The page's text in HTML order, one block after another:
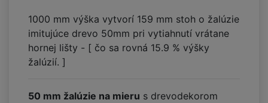
1000 mm výška vytvorí 159 mm stoh o žalúzie
imitujúce drevo 50mm pri vytiahnutí vrátane
hornej lišty - [ čo sa rovná 15.9 % výšky
žalúzií. ]
50 mm žalúzie na mieru s drevodekorom